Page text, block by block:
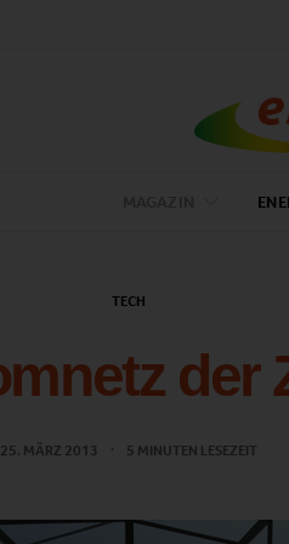
TECH
der
25. MÄRZ 2013 5 MINUTEN LESEZEIT